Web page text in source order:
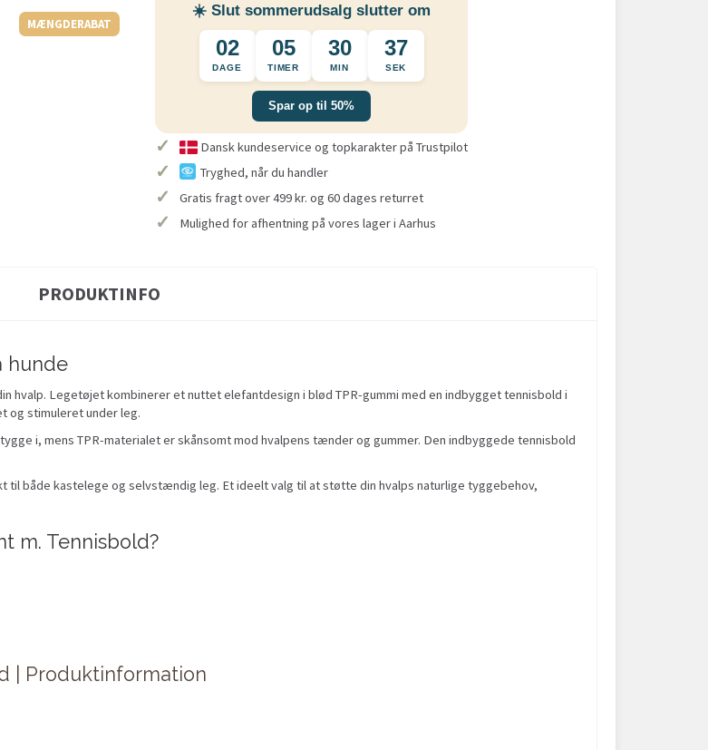
MÆNGDERABAT
☀️ Slut sommerudsalg slutter om
02
DAGE
05
TIMER
30
MIN
36
SEK
Spar op til 50%
✓ Dansk kundeservice og topkarakter på Trustpilot
✓ Tryghed, når du handler
✓ Gratis fragt over 499 kr. og 60 dages returret
✓ Mulighed for afhentning på vores lager i Aarhus
PRODUKTINFO
hunde
hvalp. Legetøjet kombinerer et nuttet elefantdesign i blød TPR-gummi med en indbygget tennisbold i
og stimuleret under leg.
i, mens TPR-materialet er skånsomt mod hvalpens tænder og gummer. Den indbyggede tennisbold
både kastelege og selvstændig leg. Et ideelt valg til at støtte din hvalps naturlige tyggebehov,
m. Tennisbold?
| Produktinformation